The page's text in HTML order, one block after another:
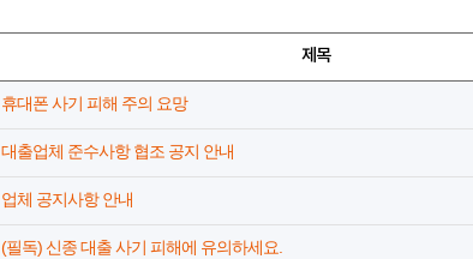
제목
휴대폰 사기 피해 주의 요망
대출업체 준수사항 협조 공지 안내
업체 공지사항 안내
(필독) 신종 대출 사기 피해에 유의하세요.